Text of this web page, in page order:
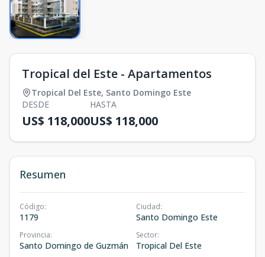
Tropical del Este - Apartamentos
Tropical Del Este, Santo Domingo Este
DESDE
US$ 118,000
HASTA
US$ 118,000
Resumen
Código:
1179
Ciudad:
Santo Domingo Este
Provincia:
Santo Domingo de Guzmán
Sector:
Tropical Del Este